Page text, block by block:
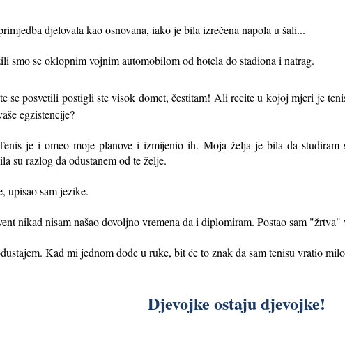
djelovala kao osnovana, iako je bila izrečena napola u šali...
smo se oklopnim vojnim automobilom od hotela do stadiona i natrag.
se posvetili postigli ste visok domet, čestitam! Ali recite u kojoj mjeri je
egzistencije?
je i omeo moje planove i izmijenio ih. Moja želja je bila da studiram
su razlog da odustanem od te želje.
upisao sam jezike.
nikad nisam našao dovoljno vremena da i diplomiram. Postao sam "žrtva"
Kad mi jednom dođe u ruke, bit će to znak da sam tenisu vratio
Djevojke ostaju djevojke!